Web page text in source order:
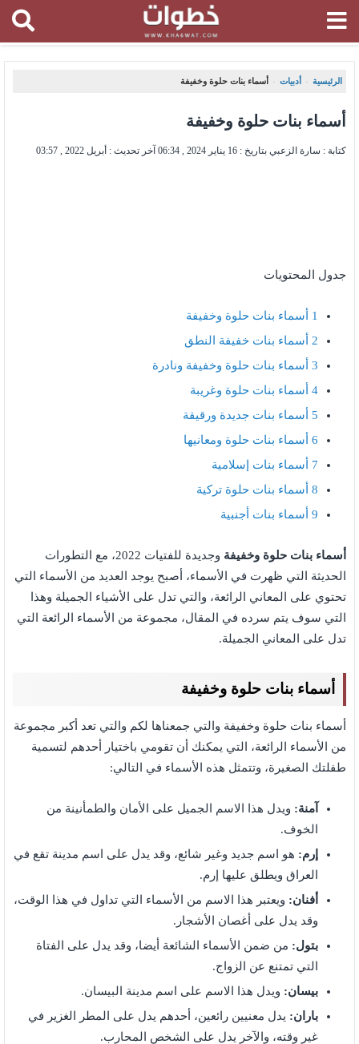
الرئيسية ، أدبيات ، أسماء بنات حلوة وخفيفة
أسماء بنات حلوة وخفيفة
كتابة : سارة الزعبي بتاريخ : 16 يناير 2024 , 06:34 آخر تحديث : أبريل 2022 , 03:57
جدول المحتويات
1 أسماء بنات حلوة وخفيفة
2 أسماء بنات خفيفة النطق
3 أسماء بنات حلوة وخفيفة ونادرة
4 أسماء بنات حلوة وغريبة
5 أسماء بنات جديدة ورقيقة
6 أسماء بنات حلوة ومعانيها
7 أسماء بنات إسلامية
8 أسماء بنات حلوة تركية
9 أسماء بنات أجنبية
أسماء بنات حلوة وخفيفة
وجديدة للفتيات 2022، مع التطورات
الحديثة التي ظهرت في الأسماء، أصبح يوجد العديد من الأسماء التي
تحتوي على المعاني الرائعة، والتي تدل على الأشياء الجميلة وهذا
التي سوف يتم سرده في المقال، مجموعة من الأسماء الرائعة التي
تدل على المعاني الجميلة.
أسماء بنات حلوة وخفيفة
أسماء بنات حلوة وخفيفة والتي جمعناها لكم والتي تعد أكبر مجموعة
من الأسماء الرائعة، التي يمكنك أن تقومي باختيار أحدهم لتسمية
طفلتك الصغيرة، وتتمثل هذه الأسماء في التالي:
آمنة: ويدل هذا الاسم الجميل على الأمان والطمأنينة من
الخوف.
إرم: هو اسم جديد وغير شائع، وقد يدل على اسم مدينة تقع في
العراق ويطلق عليها إرم.
أفنان: ويعتبر هذا الاسم من الأسماء التي تداول في هذا الوقت،
وقد يدل على أغصان الأشجار.
بتول: من ضمن الأسماء الشائعة أيضا، وقد يدل على الفتاة
التي تمتنع عن الزواج.
بيسان: ويدل هذا الاسم على اسم مدينة البيسان.
باران: يدل معنيين رائعين، أحدهم يدل على المطر الغزير في
غير وقته، والآخر يدل على الشخص المحارب.